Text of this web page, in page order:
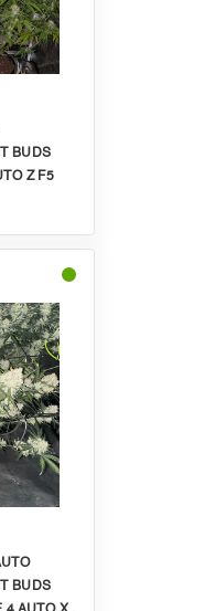
BUDS
Z F5
BUDS